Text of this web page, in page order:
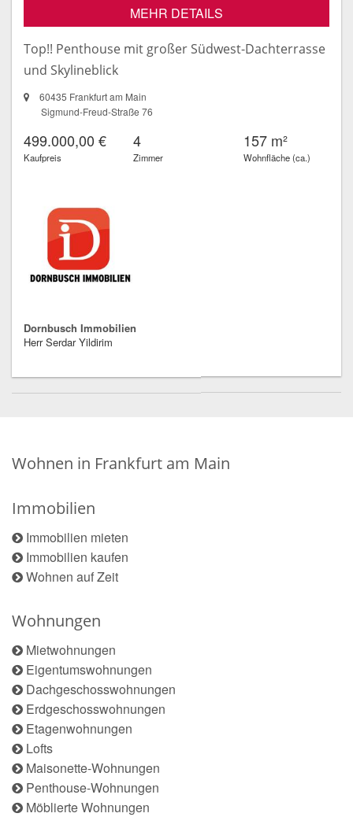
MEHR DETAILS
Top!! Penthouse mit großer Südwest-Dachterrasse
und Skylineblick
60435 Frankfurt am Main
Sigmund-Freud-Straße 76
499.000,00 €
Kaufpreis
4
Zimmer
157 m²
Wohnfläche (ca.)
Dornbusch Immobilien
Herr Serdar Yildirim
Wohnen in Frankfurt am Main
Immobilien
Immobilien mieten
Immobilien kaufen
Wohnen auf Zeit
Wohnungen
Mietwohnungen
Eigentumswohnungen
Dachgeschosswohnungen
Erdgeschosswohnungen
Etagenwohnungen
Lofts
Maisonette-Wohnungen
Penthouse-Wohnungen
Möblierte Wohnungen